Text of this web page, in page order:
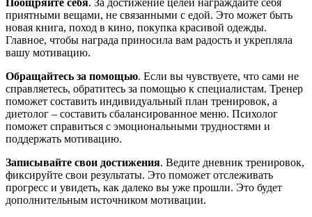
Поощряйте себя. За достижение целей награждайте себя
приятными вещами, не связанными с едой. Это может быть
новая книга, поход в кино, покупка красивой одежды.
Главное, чтобы награда приносила вам радость и укрепляла
вашу мотивацию.
Обращайтесь за помощью. Если вы чувствуете, что сами не
справляетесь, обратитесь за помощью к специалистам. Тренер
поможет составить индивидуальный план тренировок, а
диетолог – составить сбалансированное меню. Психолог
поможет справиться с эмоциональными трудностями и
поддержать мотивацию.
Записывайте свои достижения. Ведите дневник тренировок,
фиксируйте свои результаты. Это поможет отслеживать
прогресс и увидеть, как далеко вы уже прошли. Это будет
дополнительным источником мотивации.